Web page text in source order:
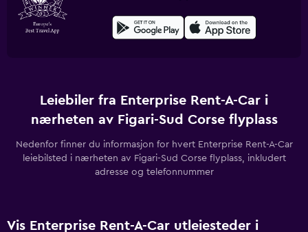
Leiebiler fra Enterprise Rent-A-Car i
nærheten av Figari-Sud Corse flyplass
Nedenfor finner du informasjon for hvert Enterprise Rent-A-Car
leiebilsted i nærheten av Figari-Sud Corse flyplass, inkludert
adresse og telefonnummer
Vis Enterprise Rent-A-Car utleiesteder i